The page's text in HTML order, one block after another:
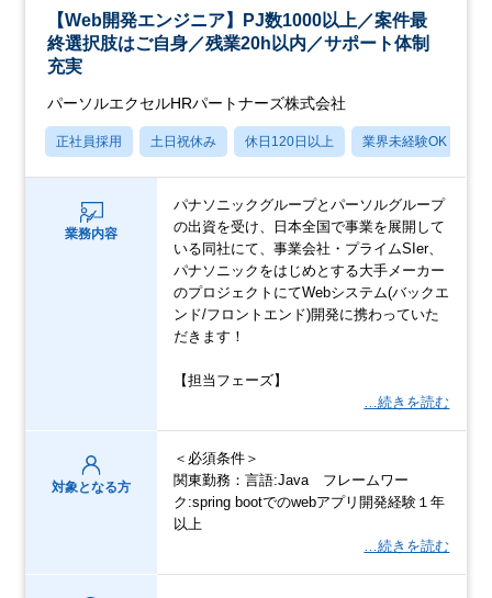
【Web開発エンジニア】PJ数1000以上／案件最
終選択肢はご自身／残業20h以内／サポート体制
充実
パーソルエクセルHRパートナーズ株式会社
正社員採用 土日祝休み 休日120日以上 業界未経験OK
業務内容
パナソニックグループとパーソルグループ
の出資を受け、日本全国で事業を展開して
いる同社にて、事業会社・プライムSIer、
パナソニックをはじめとする大手メーカー
のプロジェクトにてWebシステム(バックエ
ンド/フロントエンド)開発に携わっていた
だきます！
【担当フェーズ】
…続きを読む
対象となる方
＜必須条件＞
関東勤務：言語:Java フレームワー
ク:spring bootでのwebアプリ開発経験１年
以上
…続きを読む